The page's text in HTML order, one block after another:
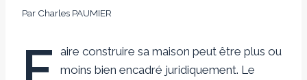
Par Charles PAUMIER
aire construire sa maison peut être plus ou
moins bien encadré juridiquement. Le